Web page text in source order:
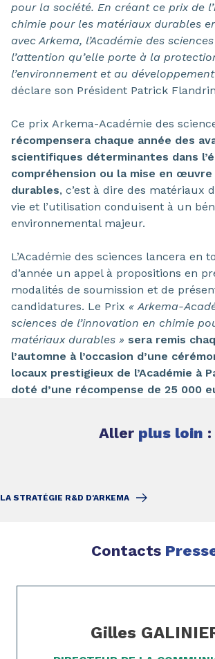
pour la société. En créant ce prix de
chimie pour les matériaux durables
avec Arkema, l’Académie des
l’attention qu’elle porte à la
l’environnement et au
déclare son Président Patrick
Ce prix Arkema-Académie des
récompensera chaque année des
scientifiques déterminantes dans
compréhension ou la mise en
durables, c’est à dire des matériaux
vie et l’utilisation conduisent à un
environnemental majeur.
L’Académie des sciences lancera en
d’année un appel à propositions en
modalités de soumission et de
candidatures. Le Prix « Arkema-
sciences de l’innovation en chimie
matériaux durables » sera remis
l’automne à l’occasion d’une
locaux prestigieux de l’Académie à
doté d’une récompense de 25 000
Aller plus loin :
LA STRATÉGIE R&D D'ARKEMA
Contacts
Page 1 of 2
Gilles